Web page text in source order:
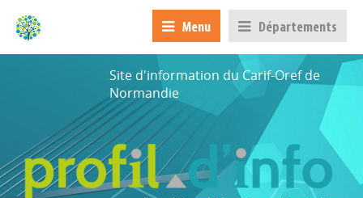
Menu Départements
Site d'information du Carif-Oref de
Normandie